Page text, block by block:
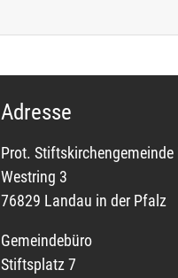
Adresse
Prot.
Westring 3
76829 Landau in der Pfalz
Gemeindebüro
Stiftsplatz 7